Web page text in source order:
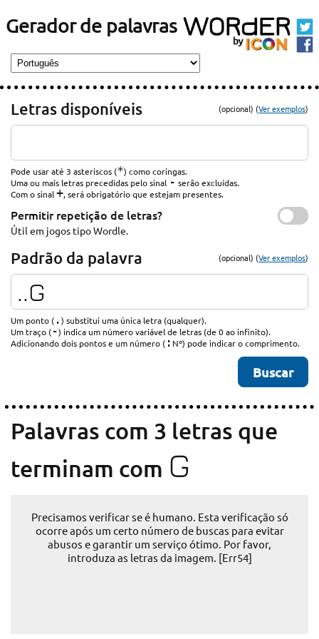
Gerador de palavras
Letras disponíveis (opcional) (Ver exemplos)
Pode usar até 3 asteriscos (*) como coringas.
Uma ou mais letras precedidas pelo sinal - serão excluídas.
Com o sinal+, será obrigatório que estejam presentes.
Permitir repetição de letras?
Útil em jogos tipo Wordle.
Padrão da palavra (opcional) (Ver exemplos)
Um ponto (.) substitui uma única letra (qualquer).
Um traço (-) indica um número variável de letras (de 0 ao infinito).
Adicionando dois pontos e um número (: Nº) pode indicar o comprimento.
Palavras com 3 letras que
terminam com G
Precisamos verificar se é humano. Esta verificação só
ocorre após um certo número de buscas para evitar
abusos e garantir um serviço ótimo. Por favor,
introduza as letras da imagem. [Err54]